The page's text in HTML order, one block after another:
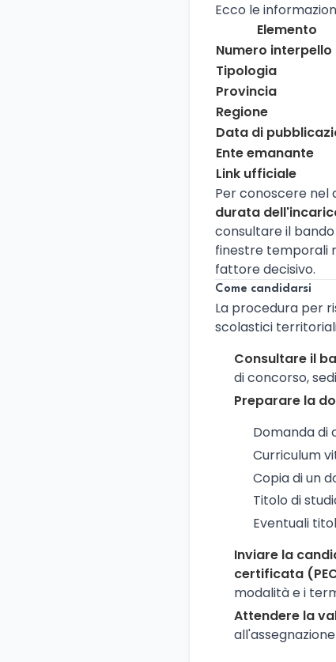
Ecco le
Elemento
Numero interpello
Tipologia
Provincia
Regione
Data di
Ente emanante
Link ufficiale
Per conoscere nel
durata
consultare il
finestre temporali
fattore decisivo.
Come candidarsi
La procedura per
scolastici
Consultare il
di concorso,
Preparare la
Domanda di
Curriculum
Copia di un
Titolo di
Eventuali
Inviare la
certificata
modalità e i
Attendere la